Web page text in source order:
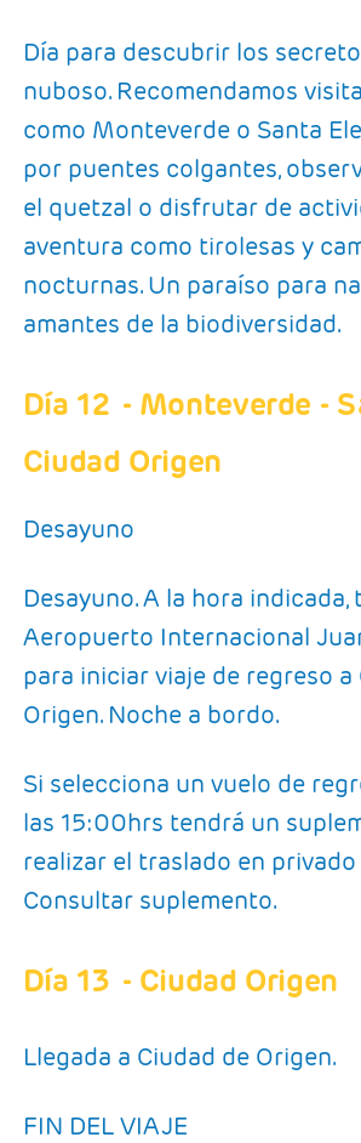
Día para descubrir los
nuboso. Recomendamos
como Monteverde o Santa
por puentes colgantes,
el quetzal o disfrutar de
aventura como tirolesas y
nocturnas. Un paraíso para
amantes de la biodiversidad.
Día 12 - Monteverde -
Ciudad Origen
Desayuno
Desayuno. A la hora indicada,
Aeropuerto Internacional
para iniciar viaje de regreso a
Origen. Noche a bordo.
Si selecciona un vuelo de
las 15:00hrs tendrá un
realizar el traslado en
Consultar suplemento.
Día 13 - Ciudad Origen
Llegada a Ciudad de Origen.
FIN DEL VIAJE